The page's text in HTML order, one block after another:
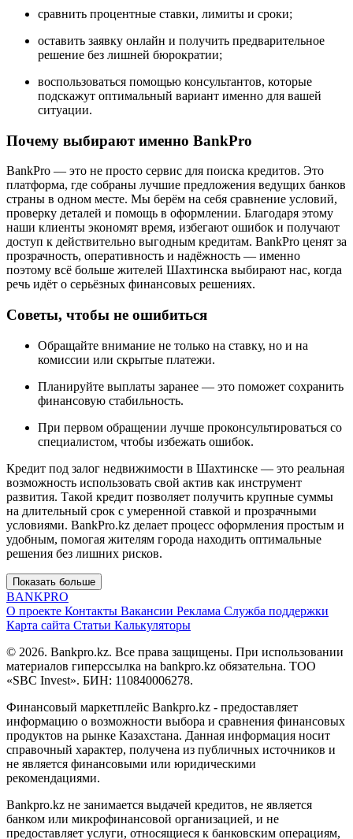
сравнить процентные ставки, лимиты и сроки;
оставить заявку онлайн и получить предварительное
решение без лишней бюрократии;
воспользоваться помощью консультантов, которые
подскажут оптимальный вариант именно для вашей
ситуации.
Почему выбирают именно BankPro
BankPro — это не просто сервис для поиска кредитов. Это
платформа, где собраны лучшие предложения ведущих банков
страны в одном месте. Мы берём на себя сравнение условий,
проверку деталей и помощь в оформлении. Благодаря этому
наши клиенты экономят время, избегают ошибок и получают
доступ к действительно выгодным кредитам. BankPro ценят за
прозрачность, оперативность и надёжность — именно
поэтому всё больше жителей Шахтинска выбирают нас, когда
речь идёт о серьёзных финансовых решениях.
Советы, чтобы не ошибиться
Обращайте внимание не только на ставку, но и на
комиссии или скрытые платежи.
Планируйте выплаты заранее — это поможет сохранить
финансовую стабильность.
При первом обращении лучше проконсультироваться со
специалистом, чтобы избежать ошибок.
Кредит под залог недвижимости в Шахтинске — это реальная
возможность использовать свой актив как инструмент
развития. Такой кредит позволяет получить крупные суммы
на длительный срок с умеренной ставкой и прозрачными
условиями. BankPro.kz делает процесс оформления простым и
удобным, помогая жителям города находить оптимальные
решения без лишних рисков.
Показать больше
BANKPRO
О проекте Контакты Вакансии Реклама Служба поддержки
Карта сайта Статьи Калькуляторы
© 2026. Bankpro.kz. Все права защищены. При использовании
материалов гиперссылка на bankpro.kz обязательна. ТОО
«SBC Invest». БИН: 110840006278.
Финансовый маркетплейс Bankpro.kz - предоставляет
информацию о возможности выбора и сравнения финансовых
продуктов на рынке Казахстана. Данная информация носит
справочный характер, получена из публичных источников и
не является финансовыми или юридическими
рекомендациями.
Bankpro.kz не занимается выдачей кредитов, не является
банком или микрофинансовой организацией, и не
предоставляет услуги, относящиеся к банковским операциям,